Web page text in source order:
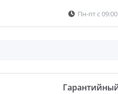
Пн-пт с